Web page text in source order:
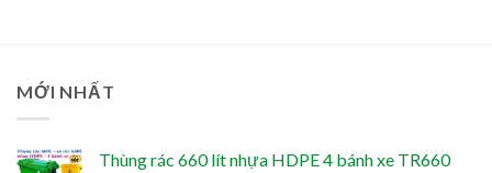
MỚI NHẤT
Thùng rác 660 lít nhựa HDPE 4 bánh xe TR660